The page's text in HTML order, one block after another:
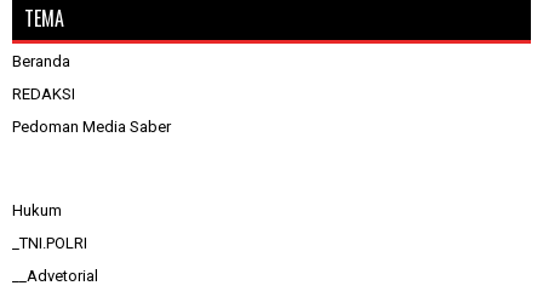
TEMA
Beranda
REDAKSI
Pedoman Media Saber
Hukum
_TNI.POLRI
__Advetorial